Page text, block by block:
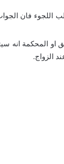
اللجوء فان
او المحكمة
الزواج.